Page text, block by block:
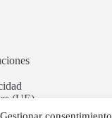
Gestionar consentimiento
(UE)